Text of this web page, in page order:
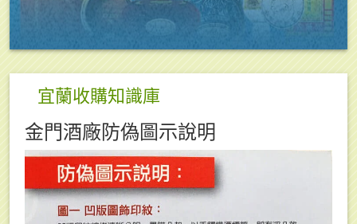
宜蘭收購知識庫
金門酒廠防偽圖示說明